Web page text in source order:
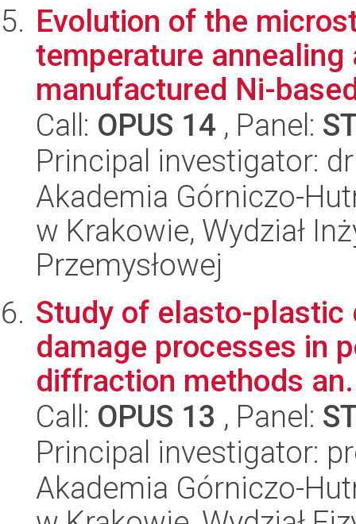
Evolution of the
temperature
manufactured Ni-
Call: OPUS 14 , Panel:
Principal investigator:
Akademia Górniczo-
w Krakowie, Wydział
Przemysłowej
Study of elasto-
damage processes in
diffraction methods
Call: OPUS 13 , Panel:
Principal investigator:
Akademia Górniczo-